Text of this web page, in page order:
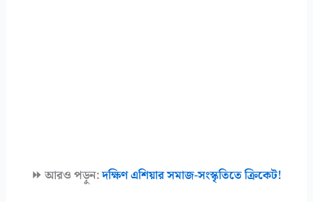
⏩ আরও পড়ুন:দক্ষিণ এশিয়ার সমাজ-সংস্কৃতিতে ক্রিকেট!